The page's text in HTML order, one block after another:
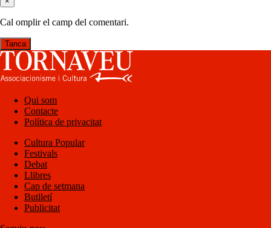
Cal omplir el camp del comentari.
Tanca
Qui som
Contacte
Política de privacitat
Cultura Popular
Festivals
Debat
Llibres
Cap de setmana
Butlletí
Publicitat